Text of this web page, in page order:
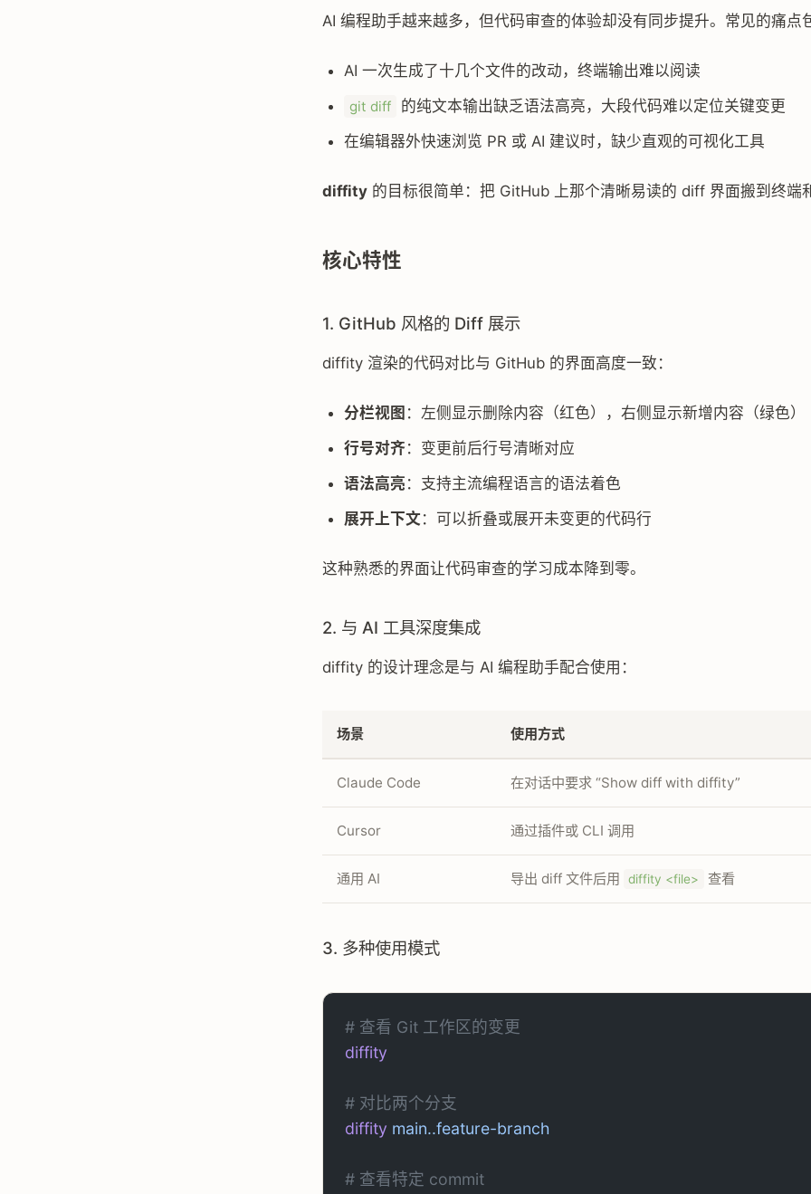
AI 编程助手越来越多，但代码审查的体验却没有同步提升。常见的痛点
AI 一次生成了十几个文件的改动，终端输出难以阅读
git diff
的纯文本输出缺乏语法高亮，大段代码难以定位关键变更
在编辑器外快速浏览 PR 或 AI 建议时，缺少直观的可视化工具
diffity 的目标很简单：把 GitHub 上那个清晰易读的 diff 界面搬到终端
核心特性
1. GitHub 风格的 Diff 展示
diffity 渲染的代码对比与 GitHub 的界面高度一致：
分栏视图 ：左侧显示删除内容（红色），右侧显示新增内容（绿色）
行号对齐 ：变更前后行号清晰对应
语法高亮 ：支持主流编程语言的语法着色
展开上下文 ：可以折叠或展开未变更的代码行
这种熟悉的界面让代码审查的学习成本降到零。
2. 与 AI 工具深度集成
diffity 的设计理念是与 AI 编程助手配合使用：
场景 使用方式
Claude Code 在对话中要求 “Show diff with diffity”
Cursor 通过插件或 CLI 调用
通用 AI 导出 diff 文件后用 diffity <file> 查看
3. 多种使用模式
# 查看 Git 工作区的变更
diffity
# 对比两个分支
diffity main..feature-branch
# 查看特定 commit